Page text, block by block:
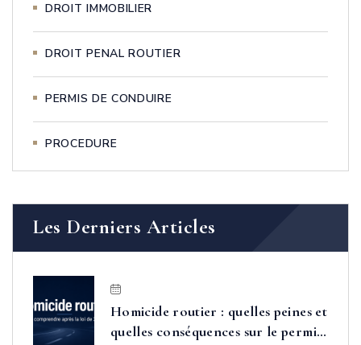
DROIT IMMOBILIER
DROIT PENAL ROUTIER
PERMIS DE CONDUIRE
PROCEDURE
Les Derniers Articles
Homicide routier : quelles peines et
quelles conséquences sur le permis